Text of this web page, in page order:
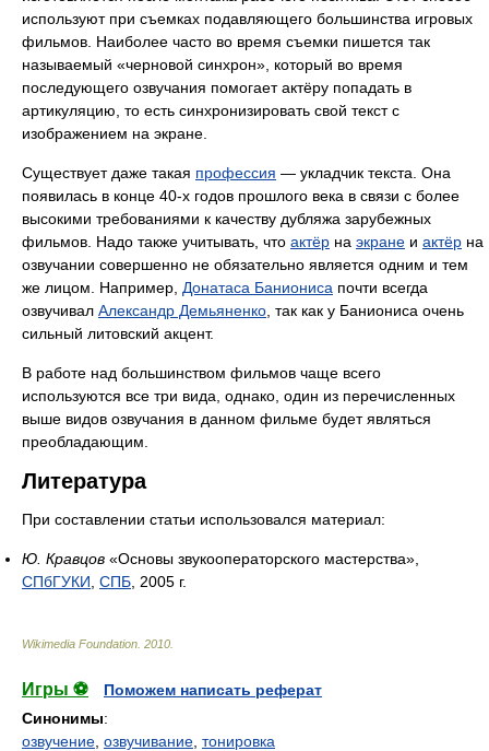
используют при съемках подавляющего большинства игровых
фильмов. Наиболее часто во время съемки пишется так
называемый «черновой синхрон», который во время
последующего озвучания помогает актёру попадать в
артикуляцию, то есть синхронизировать свой текст с
изображением на экране.
Существует даже такая профессия — укладчик текста. Она
появилась в конце 40-х годов прошлого века в связи с более
высокими требованиями к качеству дубляжа зарубежных
фильмов. Надо также учитывать, что актёр на экране и актёр на
озвучании совершенно не обязательно является одним и тем
же лицом. Например, Донатаса Баниониса почти всегда
озвучивал Александр Демьяненко , так как у Баниониса очень
сильный литовский акцент.
В работе над большинством фильмов чаще всего
используются все три вида, однако, один из перечисленных
выше видов озвучания в данном фильме будет являться
преобладающим.
Литература
При составлении статьи использовался материал:
Ю. Кравцов «Основы звукооператорского мастерства»,
СПбГУКИ СПБ , 2005 г.
Wikimedia Foundation 2010
Игры ⚽
Поможем написать реферат
Синонимы:
озвучение озвучивание тонировка